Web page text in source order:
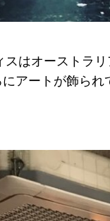
スはオーストラリ
アートが飾ら